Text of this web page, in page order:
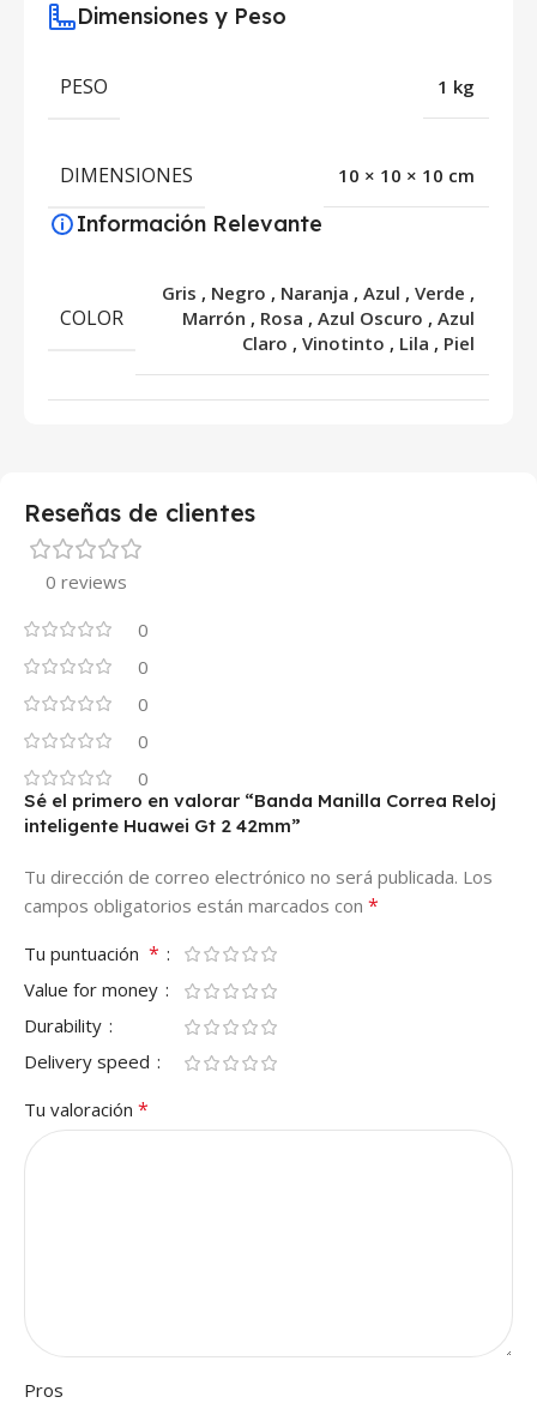
Dimensiones y Peso
PESO 1 kg
DIMENSIONES 10 × 10 × 10 cm
Información Relevante
COLOR
Gris , Negro , Naranja , Azul , Verde ,
Marrón , Rosa , Azul Oscuro , Azul
Claro , Vinotinto , Lila , Piel
Reseñas de clientes
0 reviews
0
0
0
0
0
Sé el primero en valorar “Banda Manilla Correa Reloj
inteligente Huawei Gt 2 42mm”
Tu dirección de correo electrónico no será publicada. Los
campos obligatorios están marcados con *
Tu puntuación *
Value for money
Durability
Delivery speed
Tu valoración *
Pros